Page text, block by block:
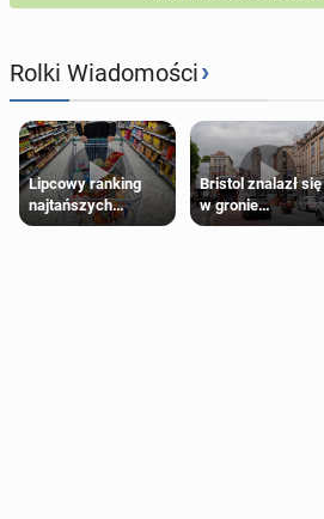
Rolki Wiadomości›
Lipcowy ranking
najtańszych
supermarketów
Bristol znalazł się
w gronie
najlepszych